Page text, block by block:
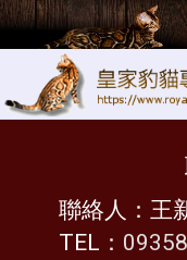
聯絡人：王
TEL：